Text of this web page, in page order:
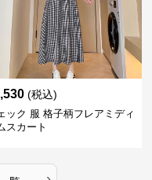
(税込)
ック 服 格子柄フレアミディ
スカート